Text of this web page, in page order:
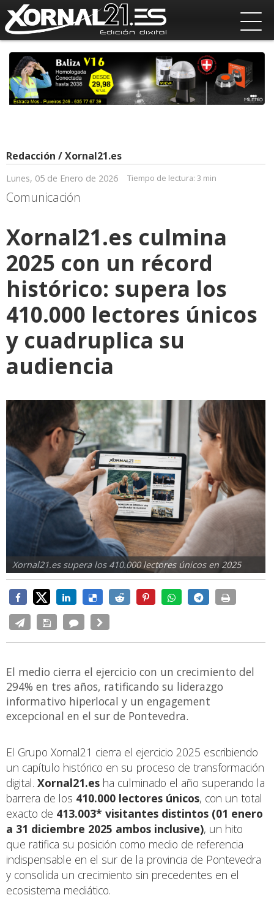
Redacción / Xornal21.es
Lunes, 05 de Enero de 2026 Tiempo de lectura: 3 min
Comunicación
Xornal21.es culmina
2025 con un récord
histórico: supera los
410.000 lectores únicos
y cuadruplica su
audiencia
Xornal21.es supera los 410.000 lectores únicos en 2025
El medio cierra el ejercicio con un crecimiento del
294% en tres años, ratificando su liderazgo
informativo hiperlocal y un engagement
excepcional en el sur de Pontevedra.
El Grupo Xornal21 cierra el ejercicio 2025 escribiendo
un capítulo histórico en su proceso de transformación
digital. Xornal21.es ha culminado el año superando la
barrera de los 410.000 lectores únicos, con un total
exacto de 413.003* visitantes distintos (01 enero
a 31 diciembre 2025 ambos inclusive), un hito
que ratifica su posición como medio de referencia
indispensable en el sur de la provincia de Pontevedra
y consolida un crecimiento sin precedentes en el
ecosistema mediático.